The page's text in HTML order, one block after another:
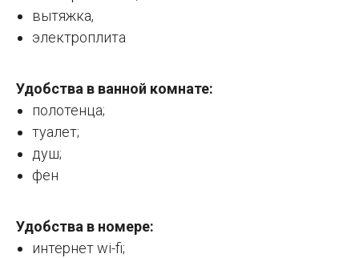
вытяжка,
электроплита
Удобства в ванной комнате:
полотенца;
туалет;
душ;
фен
Удобства в номере:
интернет wi-fi;